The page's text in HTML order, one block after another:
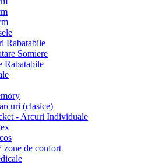
Rabatabile
Somiere
Rabatabile
(clasice)
- Arcuri Individuale
zone de confort